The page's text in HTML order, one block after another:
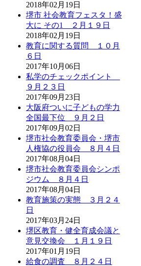
2018年02月19日
堺市 社会教育フェスタ！盛
大に その1 ２月１９日
2018年02月19日
教育に関する質問 １０月
６日
2017年10月06日
私学のチェックポイント
９月２３日
2017年09月23日
大阪府ついに子どもの学力
全国最下位 ９月２日
2017年09月02日
堺市社会教育委員会・堺市
人権協の役員会 ８月４日
2017年08月04日
堺市社会教育委員会シンポ
ジウム ８月４日
2017年08月04日
教育施策の実態 ３月２４
日
2017年03月24日
堺区教育・健全育成会議と
意見交換会 １月１９日
2017年01月19日
給食の調査 ８月２４日